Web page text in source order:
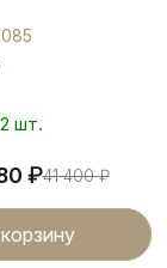
шт.
₽41 400₽